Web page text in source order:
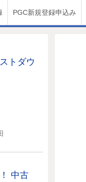
PGC新規登録申込み
トダウ
中古